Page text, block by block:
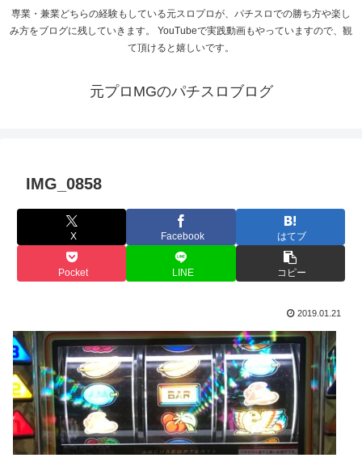
専業・兼業どちらの経験もしている元スロプロが、パチスロでの勝ち方や楽し
み方をブログに残していきます。 YouTubeで実践動画もやっていますので、観
て頂けると嬉しいです。
元プロMGのパチスロブログ
IMG_0858
X Facebook はてブ
Pocket LINE コピー
2019.01.21